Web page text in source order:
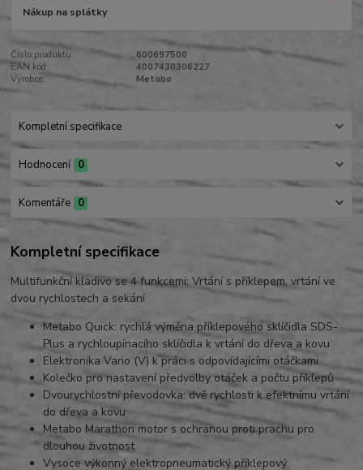
Nákup na splátky
Číslo produktu:
600697500
EAN kód:
4007430306227
Výrobce:
Metabo
Kompletní specifikace
Hodnocení 0
Komentáře 0
Kompletní specifikace
Multifunkční kladivo se 4 funkcemi: Vrtání s příklepem, vrtání ve
dvou rychlostech a sekání
Metabo Quick: rychlá výměna příklepového sklíčidla SDS-
Plus a rychloupínacího sklíčidla k vrtání do dřeva a kovu
Elektronika Vario (V) k práci s odpovídajícími otáčkami
Kolečko pro nastavení předvolby otáček a počtu příklepů
Dvourychlostní převodovka: dvě rychlosti k efektnímu vrtání
do dřeva a kovu
Metabo Marathon motor s ochranou proti prachu pro
dlouhou životnost
Vysoce výkonný elektropneumatický příklepový